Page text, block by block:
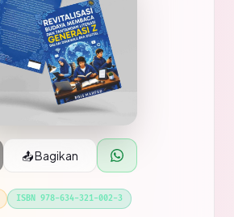
📤 Bagikan
ISBN 978-634-321-002-3